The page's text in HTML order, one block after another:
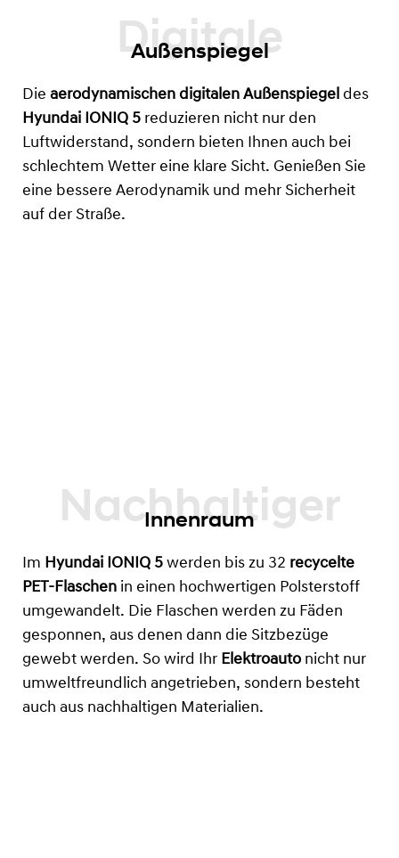
Außenspiegel
Die aerodynamischen digitalen Außenspiegel des
Hyundai IONIQ 5 reduzieren nicht nur den
Luftwiderstand, sondern bieten Ihnen auch bei
schlechtem Wetter eine klare Sicht. Genießen Sie
eine bessere Aerodynamik und mehr Sicherheit
auf der Straße.
Innenraum
Im Hyundai IONIQ 5 werden bis zu 32 recycelte
PET-Flaschen in einen hochwertigen Polsterstoff
umgewandelt. Die Flaschen werden zu Fäden
gesponnen, aus denen dann die Sitzbezüge
gewebt werden. So wird Ihr Elektroauto nicht nur
umweltfreundlich angetrieben, sondern besteht
auch aus nachhaltigen Materialien.